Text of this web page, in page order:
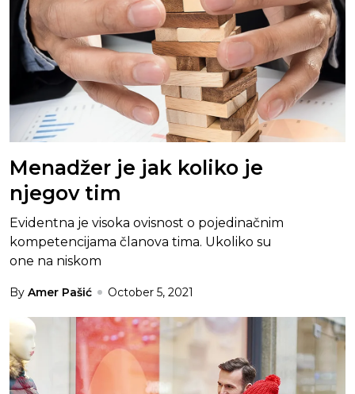
Menadžer je jak koliko je
njegov tim
Evidentna je visoka ovisnost o pojedinačnim
kompetencijama članova tima. Ukoliko su
one na niskom
By Amer Pašić October 5, 2021